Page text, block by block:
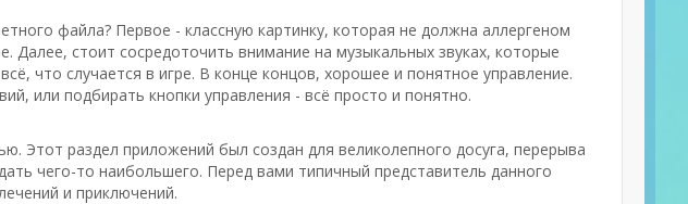
файла? Первое - классную картинку, которая не должна аллергеном
Далее, стоит сосредоточить внимание на музыкальных звуках, которые
что случается в игре. В конце концов, хорошее и понятное управление.
или подбирать кнопки управления - всё просто и понятно.
Этот раздел приложений был создан для великолепного досуга, перерыва
чего-то наибольшего. Перед вами типичный представитель данного
и приключений.